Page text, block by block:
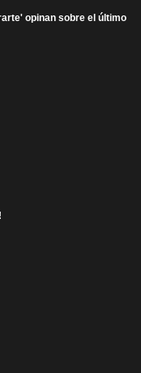
opinan sobre el último